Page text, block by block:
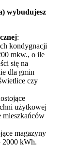
wybudujesz
:
kondygnacji
mkw., o ile
się na
dla gmin
czy
użytkowej
mieszkańców
magazyny
2000 kWh.